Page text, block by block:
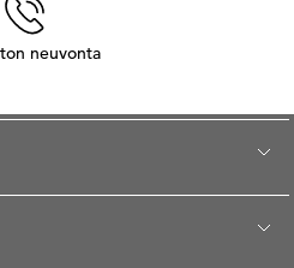
neuvonta